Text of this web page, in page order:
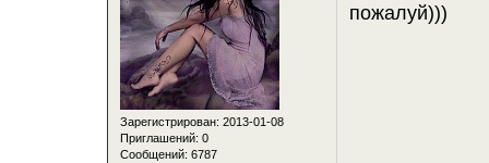
Зарегистрирован: 2013-01-08
Приглашений: 0
Сообщений: 6787
пожалуй)))